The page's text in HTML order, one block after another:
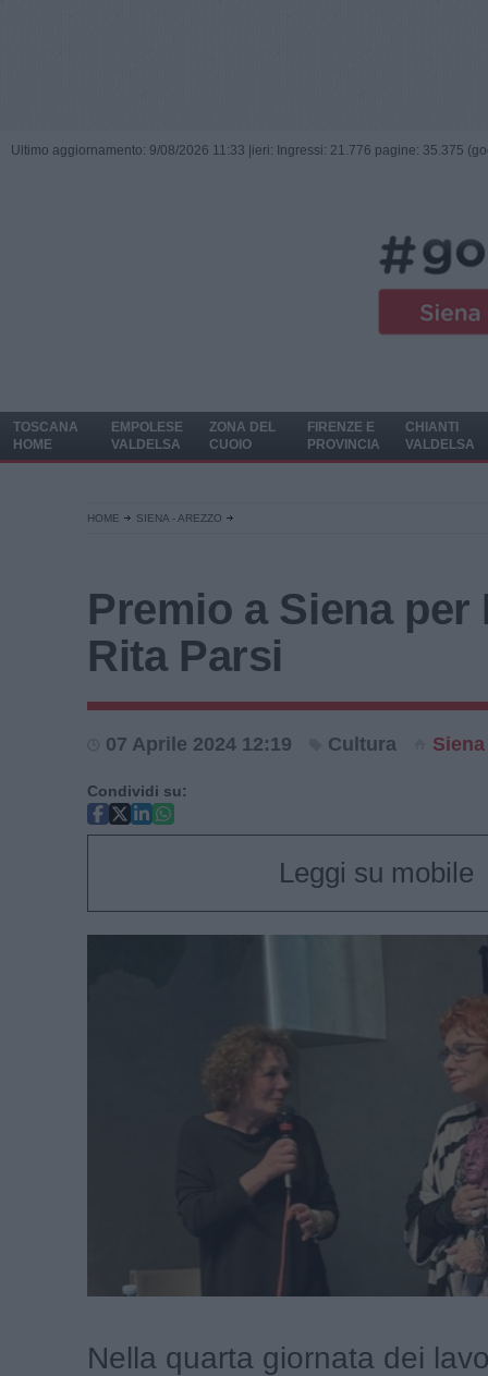
Ultimo aggiornamento: 9/08/2026 11:33 | ieri: Ingressi: 21.776 pagine: 35.375
TOSCANA
HOME
EMPOLESE
VALDELSA
ZONA DEL
CUOIO
FIRENZE E
PROVINCIA
CHIANTI
VALDELSA
HOME SIENA - AREZZO
Premio a Siena per
Rita Parsi
07 Aprile 2024 12:19 Cultura Siena
Condividi su:
Leggi su mobile
Nella quarta giornata dei